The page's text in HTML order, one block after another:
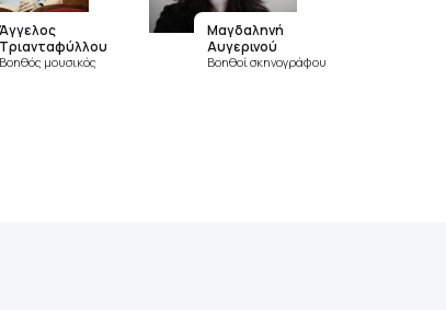
Άγγελος
Τριανταφύλλου
Βοηθός μουσικός
Μαγδαληνή
Αυγερινού
Βοηθοί σκηνογράφου